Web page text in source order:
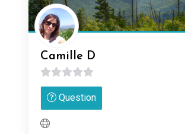
Camille D
0
sur Question